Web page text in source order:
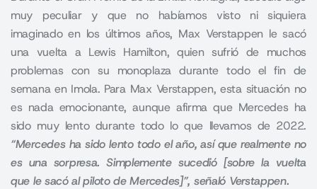
muy peculiar y que no habíamos visto ni siquiera
imaginado en los últimos años, Max Verstappen le sacó
una vuelta a Lewis Hamilton, quien sufrió de muchos
problemas con su monoplaza durante todo el fin de
semana en Imola. Para Max Verstappen, esta situación no
es nada emocionante, aunque afirma que Mercedes ha
sido muy lento durante todo lo que llevamos de 2022.
“Mercedes ha sido lento todo el año, así que realmente no
es una sorpresa. Simplemente sucedió [sobre la vuelta
que le sacó al piloto de Mercedes]”, señaló Verstappen.